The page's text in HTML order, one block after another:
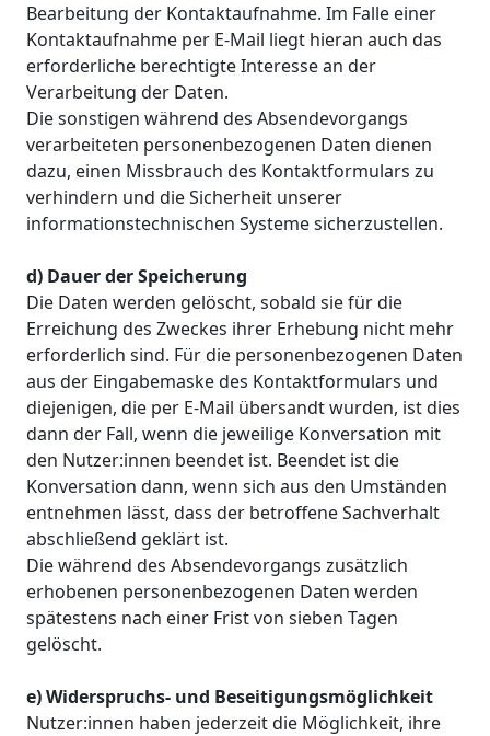
Bearbeitung der Kontaktaufnahme. Im Falle einer
Kontaktaufnahme per E-Mail liegt hieran auch das
erforderliche berechtigte Interesse an der
Verarbeitung der Daten.
Die sonstigen während des Absendevorgangs
verarbeiteten personenbezogenen Daten dienen
dazu, einen Missbrauch des Kontaktformulars zu
verhindern und die Sicherheit unserer
informationstechnischen Systeme sicherzustellen.
d) Dauer der Speicherung
Die Daten werden gelöscht, sobald sie für die
Erreichung des Zweckes ihrer Erhebung nicht mehr
erforderlich sind. Für die personenbezogenen Daten
aus der Eingabemaske des Kontaktformulars und
diejenigen, die per E-Mail übersandt wurden, ist dies
dann der Fall, wenn die jeweilige Konversation mit
den Nutzer:innen beendet ist. Beendet ist die
Konversation dann, wenn sich aus den Umständen
entnehmen lässt, dass der betroffene Sachverhalt
abschließend geklärt ist.
Die während des Absendevorgangs zusätzlich
erhobenen personenbezogenen Daten werden
spätestens nach einer Frist von sieben Tagen
gelöscht.
e) Widerspruchs- und Beseitigungsmöglichkeit
Nutzer:innen haben jederzeit die Möglichkeit, ihre